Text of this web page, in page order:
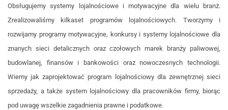
Obsługujemy systemy lojalnościowe i motywacyjne dla wielu branż.
Zrealizowaliśmy kilkaset programów lojalnościowych. Tworzymy i
rozwijamy programy motywacyjne, konkursy i systemy lojalnościowe dla
znanych sieci detalicznych oraz czołowych marek branży paliwowej,
budowlanej, finansów i bankowości oraz nowoczesnych technologii.
Wiemy jak zaprojektować program lojalnościowy dla zewnętrznej sieci
sprzedaży, a także system lojalnościowy dla pracowników firmy, biorąc
pod uwagę wszelkie zagadnienia prawne i podatkowe.